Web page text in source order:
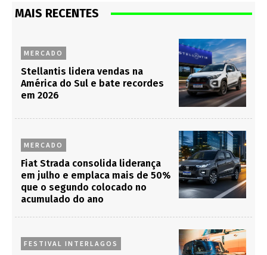
MAIS RECENTES
MERCADO
Stellantis lidera vendas na
América do Sul e bate recordes
em 2026
MERCADO
Fiat Strada consolida liderança
em julho e emplaca mais de 50%
que o segundo colocado no
acumulado do ano
FESTIVAL INTERLAGOS